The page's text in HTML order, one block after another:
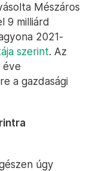
Mészáros
9 milliárd
2021-
szerint. Az
éve
a gazdasági
úgy